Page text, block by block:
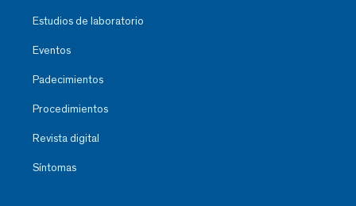
Estudios de laboratorio
Eventos
Padecimientos
Procedimientos
Revista digital
Síntomas